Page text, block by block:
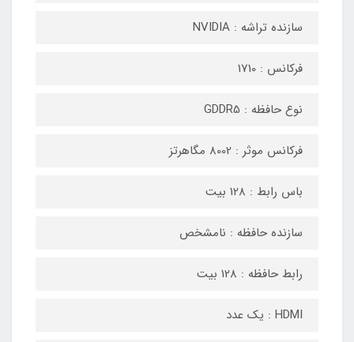
سازنده تراشه : NVIDIA
فرکانس : 1710
نوع حافظه : GDDR5
فرکانس موثر : 8002 مگاهرتز
باس رابط : 128 بیت
سازنده حافظه : نامشخص
رابط حافظه : 128 بیت
HDMI : یک عدد